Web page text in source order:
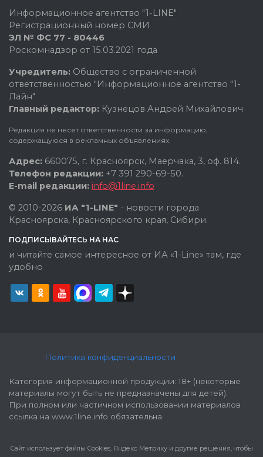
Информационное агентство "1-LINE"
Регистрационный номер СМИ
ЭЛ № ФС 77 - 80446
Роскомнадзор от 15.03.2021 года
Учредитель: Общество с ограниченной
ответственностью "Информационное агентство "1-
Лайн"
Главный редактор: Кузнецов Андрей Михайлович
Редакция не несет ответственности за информацию,
содержащуюся в рекламных объявлениях.
Адрес: 660075, г. Красноярск, Маерчака, 3, оф. 814.
Телефон редакции: +7 391 290-69-50.
E-mail редакции: info@1line.info
© 2010-2026 ИА "1-LINE" - новости города
Красноярска, Красноярского края, Сибири.
ПОДПИСЫВАЙТЕСЬ НА НАС
и читайте самое интересное от ИА «1-Line» там, где
удобно
Политика конфиденциальности
Категория информационной продукции: 18+ (некоторые
материалы могут быть не предназначены для детей).
При полном или частичном использовании материалов
ссылка на www.1line.info обязательна.
Cайт использует файлы Cookies, Яндекс Метрику и другие решения, чтобы